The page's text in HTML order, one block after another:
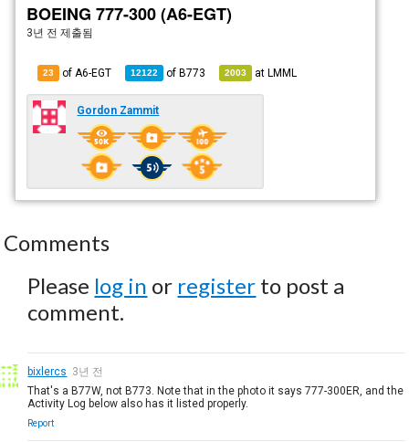
BOEING 777-300 (A6-EGT)
3년 전 제출됨
23 of A6-EGT 12122 ofB773 2003 atLMML
Gordon Zammit
Comments
Please log in or register to post a
comment.
bixlercs 3년 전
That's a B77W, not B773. Note that in the photo it says 777-300ER, and the
Activity Log below also has it listed properly.
Report